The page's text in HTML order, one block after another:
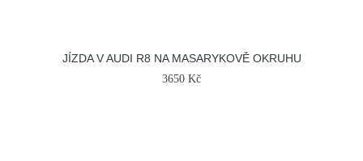
JÍZDA V AUDI R8 NA MASARYKOVĚ OKRUHU
3650 Kč